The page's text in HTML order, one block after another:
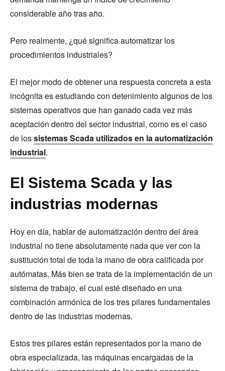
considerable año tras año.
Pero realmente, ¿qué significa automatizar los
procedimientos industriales?
El mejor modo de obtener una respuesta concreta a esta
incógnita es estudiando con detenimiento algunos de los
sistemas operativos que han ganado cada vez más
aceptación dentro del sector industrial, como es el caso
de lossistemas Scada utilizados en la automatización
industrial.
El Sistema Scada y las
industrias modernas
Hoy en día, hablar de automatización dentro del área
industrial no tiene absolutamente nada que ver con la
sustitución total de toda la mano de obra calificada por
autómatas. Más bien se trata de la implementación de un
sistema de trabajo, el cual esté diseñado en una
combinación armónica de los tres pilares fundamentales
dentro de las industrias modernas.
Estos tres pilares están representados por la mano de
obra especializada, las máquinas encargadas de la